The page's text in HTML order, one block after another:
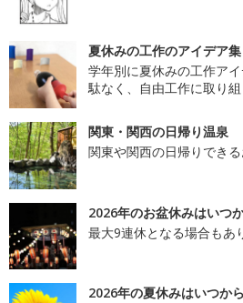
夏休みの工作のアイデア集
学年別に夏休みの工作ア
駄なく、自由工作に取り組
関東・関西の日帰り温泉
関東や関西の日帰りでき
2026年のお盆休みはいつ
最大9連休となる場合もあ
2026年の夏休みはいつか